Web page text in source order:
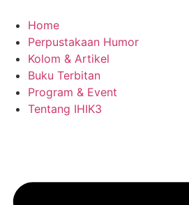
content
Home
Perpustakaan Humor
Kolom & Artikel
Buku Terbitan
Program & Event
Tentang IHIK3